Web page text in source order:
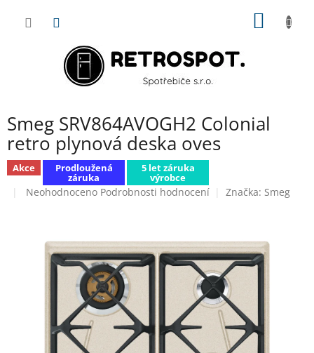
Smeg SRV864AVOGH2 Colonial
retro plynová deska oves
Akce Prodloužená
záruka
5 let záruka
výrobce
Průměrné
Neohodnoceno Podrobnosti hodnocení Značka: Smeg